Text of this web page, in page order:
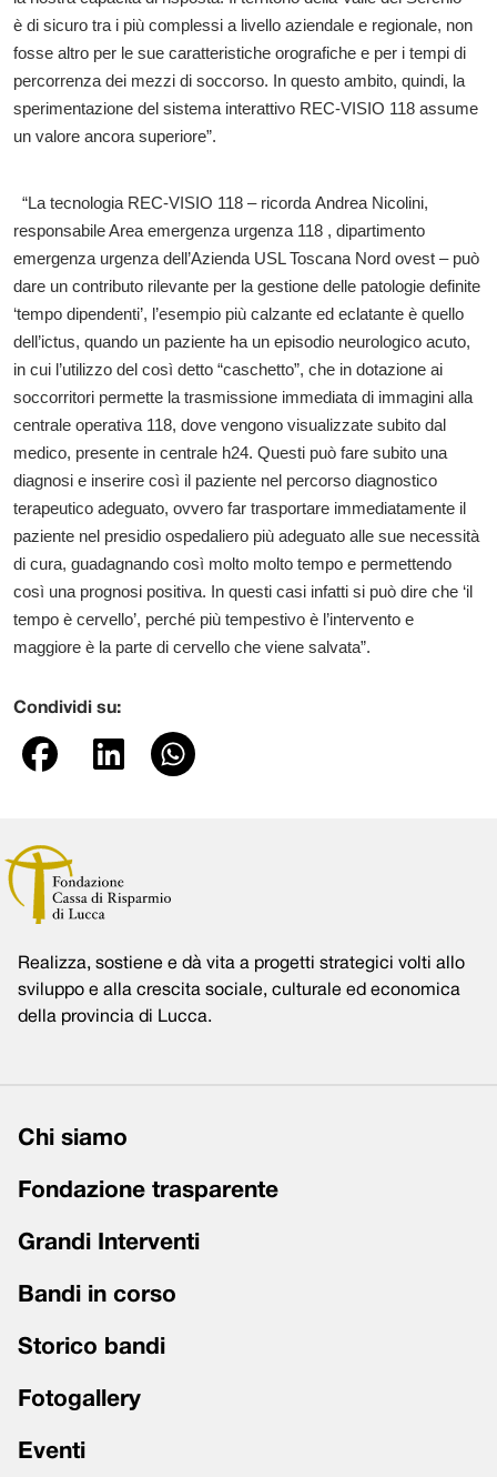
è di sicuro tra i più complessi a livello aziendale e regionale, non
fosse altro per le sue caratteristiche orografiche e per i tempi di
percorrenza dei mezzi di soccorso. In questo ambito, quindi, la
sperimentazione del sistema interattivo REC-VISIO 118 assume
un valore ancora superiore”.
“La tecnologia REC-VISIO 118 – ricorda Andrea Nicolini,
responsabile Area emergenza urgenza 118 , dipartimento
emergenza urgenza dell’Azienda USL Toscana Nord ovest – può
dare un contributo rilevante per la gestione delle patologie definite
‘tempo dipendenti’, l’esempio più calzante ed eclatante è quello
dell’ictus, quando un paziente ha un episodio neurologico acuto,
in cui l’utilizzo del così detto “caschetto”, che in dotazione ai
soccorritori permette la trasmissione immediata di immagini alla
centrale operativa 118, dove vengono visualizzate subito dal
medico, presente in centrale h24. Questi può fare subito una
diagnosi e inserire così il paziente nel percorso diagnostico
terapeutico adeguato, ovvero far trasportare immediatamente il
paziente nel presidio ospedaliero più adeguato alle sue necessità
di cura, guadagnando così molto molto tempo e permettendo
così una prognosi positiva. In questi casi infatti si può dire che ‘il
tempo è cervello’, perché più tempestivo è l’intervento e
maggiore è la parte di cervello che viene salvata”.
Condividi su:
Realizza, sostiene e dà vita a progetti strategici volti allo
sviluppo e alla crescita sociale, culturale ed economica
della provincia di Lucca.
Chi siamo
Fondazione trasparente
Grandi Interventi
Bandi in corso
Storico bandi
Fotogallery
Eventi